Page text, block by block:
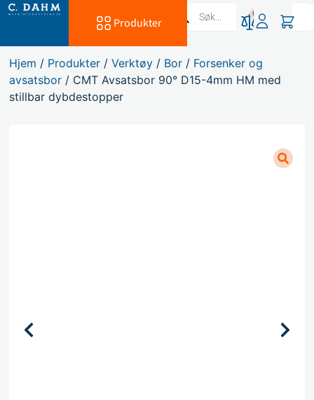
Produkter
0
Hjem / Produkter /Verktøy / Bor / Forsenker og
avsatsbor / CMT Avsatsbor 90° D15-4mm HM med
stillbar dybdestopper